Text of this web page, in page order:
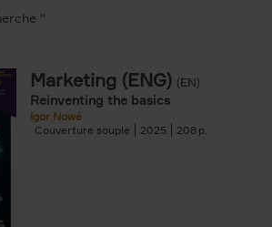
''
Marketing (ENG) (EN)
Reinventing the basics
Igor Nowé
Couverture souple
2025 208